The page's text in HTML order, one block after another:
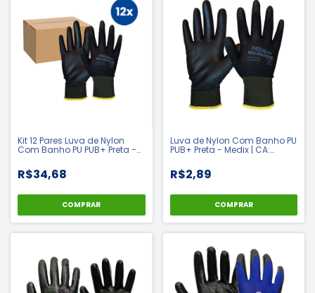
Kit 12 Pares Luva de Nylon
Com Banho PU PUB+ Preta -
R$34,68
COMPRAR
Luva de Nylon Com Banho PU
PUB+ Preta - Medix | CA:
R$2,89
COMPRAR